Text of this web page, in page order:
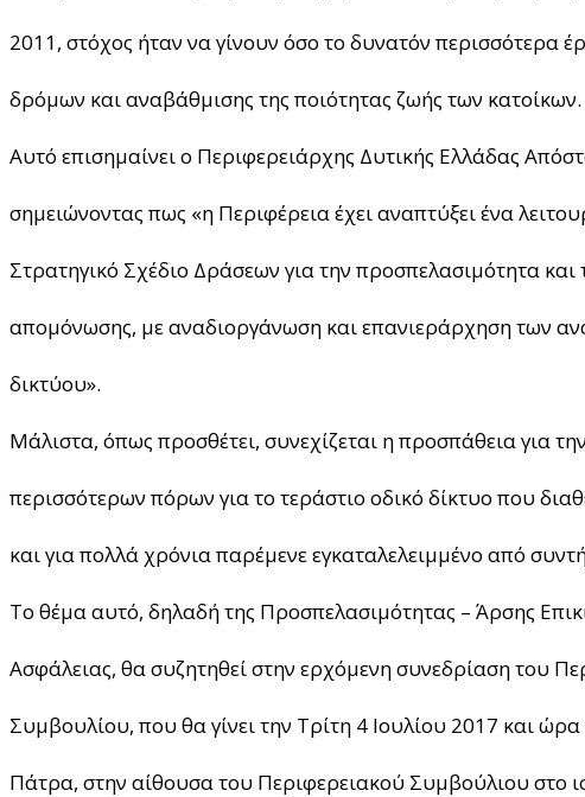
2011, στόχος ήταν να γίνουν όσο το δυνατόν περισσότερα
δρόμων και αναβάθμισης της ποιότητας ζωής των κατοίκων.
Αυτό επισημαίνει ο Περιφερειάρχης Δυτικής Ελλάδας
σημειώνοντας πως «η Περιφέρεια έχει αναπτύξει ένα
Στρατηγικό Σχέδιο Δράσεων για την προσπελασιμότητα και
απομόνωσης, με αναδιοργάνωση και επανιεράρχηση των
δικτύου».
Μάλιστα, όπως προσθέτει, συνεχίζεται η προσπάθεια για
περισσότερων πόρων για το τεράστιο οδικό δίκτυο που
και για πολλά χρόνια παρέμενε εγκαταλελειμμένο από
Το θέμα αυτό, δηλαδή της Προσπελασιμότητας – Άρσης
Ασφάλειας, θα συζητηθεί στην ερχόμενη συνεδρίαση του
Συμβουλίου, που θα γίνει την Τρίτη 4 Ιουλίου 2017 και
Πάτρα, στην αίθουσα του Περιφερειακού Συμβούλιου στο